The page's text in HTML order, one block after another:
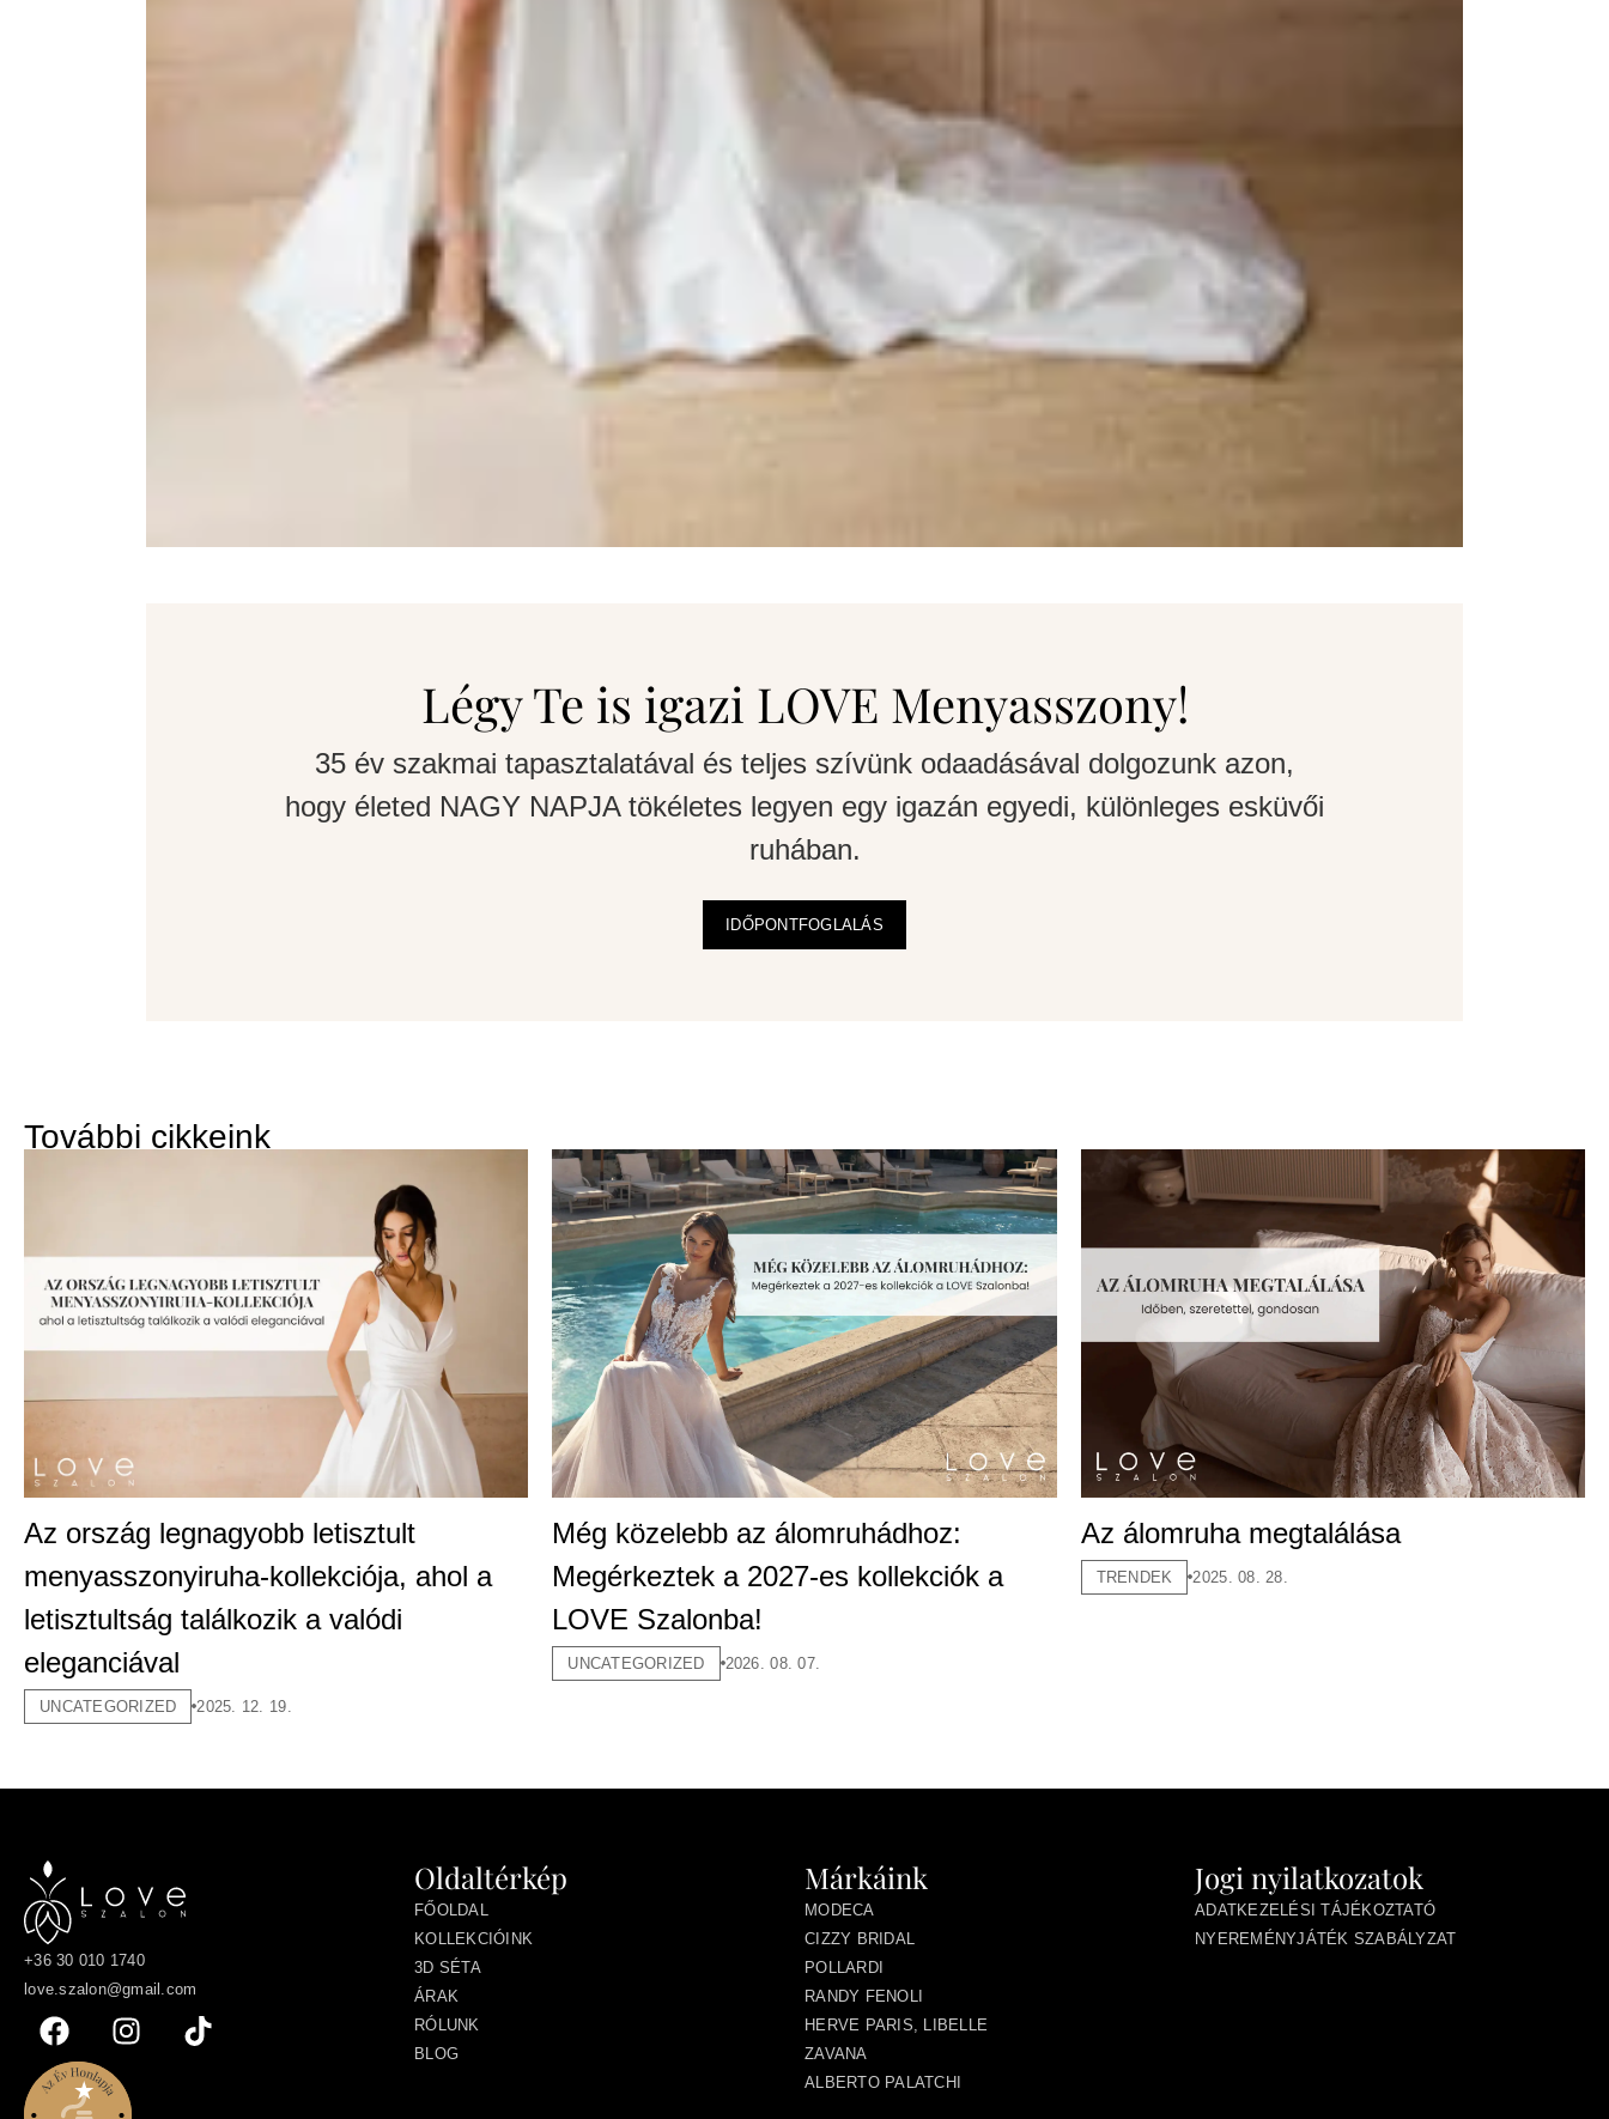
Légy Te is igazi LOVE Menyasszony!
35 év szakmai tapasztalatával és teljes szívünk odaadásával dolgozunk azon,
hogy életed NAGY NAPJA tökéletes legyen egy igazán egyedi, különleges esküvői
ruhában.
IDŐPONTFOGLALÁS
További cikkeink
Az ország legnagyobb letisztult
menyasszonyiruha-kollekciója, ahol a
letisztultság találkozik a valódi
eleganciával
UNCATEGORIZED 2025. 12. 19.
Még közelebb az álomruhádhoz:
Megérkeztek a 2027-es kollekciók a
LOVE Szalonba!
UNCATEGORIZED 2026. 08. 07.
Az álomruha megtalálása
TRENDEK 2025. 08. 28.
+36 30 010 1740
love.szalon@gmail.com
Oldaltérkép
FŐOLDAL
KOLLEKCIÓINK
3D SÉTA
ÁRAK
RÓLUNK
BLOG
Márkáink
MODECA
CIZZY BRIDAL
POLLARDI
RANDY FENOLI
HERVE PARIS, LIBELLE
ZAVANA
ALBERTO PALATCHI
Jogi nyilatkozatok
ADATKEZELÉSI TÁJÉKOZTATÓ
NYEREMÉNYJÁTÉK SZABÁLYZAT